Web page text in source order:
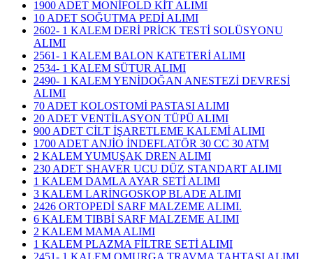
1900 ADET MONİFOLD KİT ALIMI
10 ADET SOĞUTMA PEDİ ALIMI
2602- 1 KALEM DERİ PRİCK TESTİ SOLÜSYONU
ALIMI
2561- 1 KALEM BALON KATETERİ ALIMI
2534- 1 KALEM SÜTUR ALIMI
2490- 1 KALEM YENİDOĞAN ANESTEZİ DEVRESİ
ALIMI
70 ADET KOLOSTOMİ PASTASI ALIMI
20 ADET VENTİLASYON TÜPÜ ALIMI
900 ADET CİLT İŞARETLEME KALEMİ ALIMI
1700 ADET ANJİO İNDEFLATÖR 30 CC 30 ATM
2 KALEM YUMUŞAK DREN ALIMI
230 ADET SHAVER UCU DÜZ STANDART ALIMI
1 KALEM DAMLA AYAR SETİ ALIMI
3 KALEM LARİNGOSKOP BLADE ALIMI
2426 ORTOPEDİ SARF MALZEME ALIMI.
6 KALEM TIBBİ SARF MALZEME ALIMI
2 KALEM MAMA ALIMI
1 KALEM PLAZMA FİLTRE SETİ ALIMI
2451- 1 KALEM OMURGA TRAVMA TAHTASI ALIMI